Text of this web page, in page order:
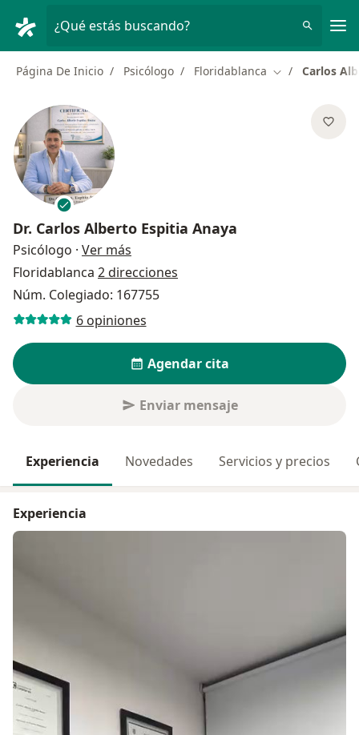
¿Qué estás buscando?
Página De Inicio Psicólogo Floridablanca Cambiar de
Carlos
Dr. Carlos Alberto Espitia Anaya
Psicólogo · Ver más
Floridablanca 2 direcciones
Núm. Colegiado: 167755
6 opiniones
Agendar cita
Enviar mensaje
Experiencia Novedades Servicios y precios
Experiencia